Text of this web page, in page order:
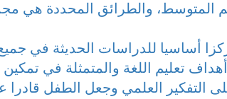
المتوسط، والطرائق المحددة هي
مركزا أساسيا للدراسات الحديثة في
تعليم اللغة والمتمثلة في تمكين
التفكير العلمي وجعل الطفل قادرا